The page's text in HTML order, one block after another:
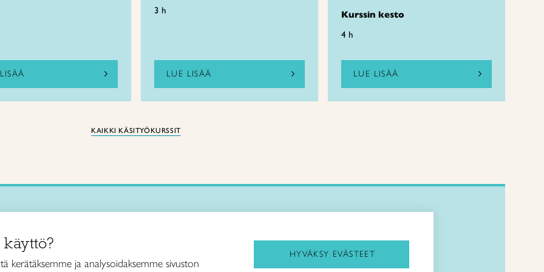
3 h
LUE LISÄÄ
Kurssin kesto
4 h
LUE LISÄÄ
KAIKKI KÄSITYÖKURSSIT
taideteollisuusliitto Taito ry
61
Käsityöohjeet
Kirjaudu Taitocampukseen
kerätäksemme ja analysoidaksemme sivuston
HYVÄKSY EVÄSTEET